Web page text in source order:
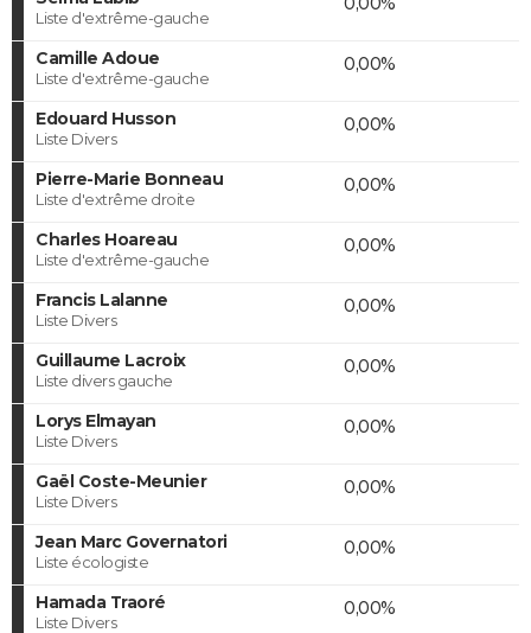
Liste d'extrême-gauche
Camille Adoue
Liste d'extrême-gauche
0,00%
Edouard Husson
Liste Divers
0,00%
Pierre-Marie Bonneau
Liste d'extrême droite
0,00%
Charles Hoareau
Liste d'extrême-gauche
0,00%
Francis Lalanne
Liste Divers
0,00%
Guillaume Lacroix
Liste divers gauche
0,00%
Lorys Elmayan
Liste Divers
0,00%
Gaël Coste-Meunier
Liste Divers
0,00%
Jean Marc Governatori
Liste écologiste
0,00%
Hamada Traoré
Liste Divers
0,00%